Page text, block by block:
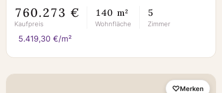
760.273 €
Kaufpreis
140 m²
Wohnfläche
5
Zimmer
5.419,30 €/m²
Merken